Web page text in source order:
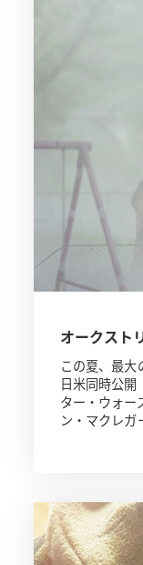
オークスト
この夏、最大
日米同時公
ター・ウォー
ン・マクレガ